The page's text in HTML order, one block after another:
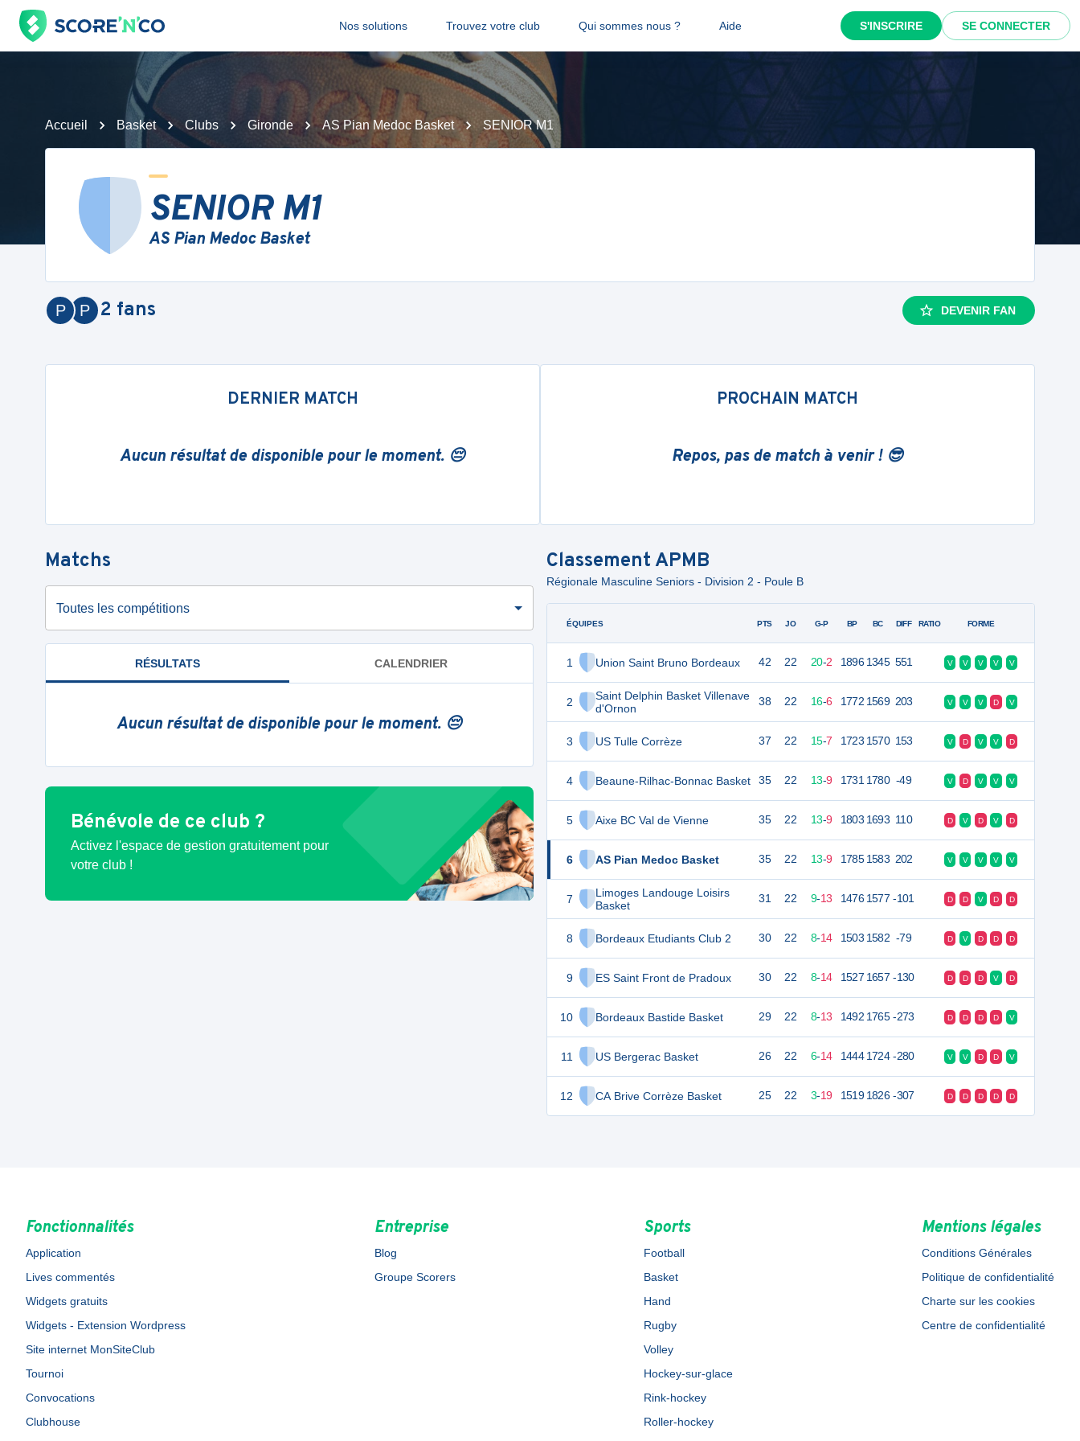
Nos solutions Trouvez votre club Qui sommes nous ? Aide S'INSCRIRE SE CONNECTER
Accueil Basket Clubs Gironde AS Pian Medoc Basket SENIOR M1
SENIOR M1
AS Pian Medoc Basket
P
P 2 fans DEVENIR FAN
DERNIER MATCH
Aucun résultat de disponible pour le moment. 😔
PROCHAIN MATCH
Repos, pas de match à venir ! 😎
Matchs
Toutes les compétitions
RÉSULTATS CALENDRIER
Aucun résultat de disponible pour le moment. 😔
Bénévole de ce club ?
Activez l'espace de gestion gratuitement pour
votre club !
Classement APMB
Régionale Masculine Seniors - Division 2 - Poule B
ÉQUIPES
1 Union Saint Bruno Bordeaux
2
Saint Delphin Basket Villenave
d'Ornon
3 US Tulle Corrèze
4 Beaune-Rilhac-Bonnac Basket
5 Aixe BC Val de Vienne
6 AS Pian Medoc Basket
7
Limoges Landouge Loisirs
Basket
8 Bordeaux Etudiants Club 2
9 ES Saint Front de Pradoux
10 Bordeaux Bastide Basket
11 US Bergerac Basket
12 CA Brive Corrèze Basket
PTS JO G-P BP BC DIFF RATIO FORME
42 22 20-2 1896 1345 551 V V V V V
38 22 16-6 1772 1569 203 V V V D V
37 22 15-7 1723 1570 153 V D V V D
35 22 13-9 1731 1780 -49 V D V V V
35 22 13-9 1803 1693 110 D V D V D
35 22 13-9 1785 1583 202 V V V V V
31 22 9-13 1476 1577 -101 D D V D D
30 22 8-14 1503 1582 -79 D V D D D
30 22 8-14 1527 1657 -130 D D D V D
29 22 8-13 1492 1765 -273 D D D D V
26 22 6-14 1444 1724 -280 V V D D V
25 22 3-19 1519 1826 -307 D D D D D
Fonctionnalités
Application
Lives commentés
Widgets gratuits
Widgets - Extension Wordpress
Site internet MonSiteClub
Tournoi
Convocations
Clubhouse
Entreprise
Blog
Groupe Scorers
Sports
Football
Basket
Hand
Rugby
Volley
Hockey-sur-glace
Rink-hockey
Roller-hockey
Mentions légales
Conditions Générales
Politique de confidentialité
Charte sur les cookies
Centre de confidentialité